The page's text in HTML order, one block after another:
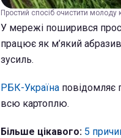
Простий спосіб очистити
У мережі поширився
працює як м’який
зусиль.
РБК-Україна повідомляє
всю картоплю.
Більше цікавого: 5